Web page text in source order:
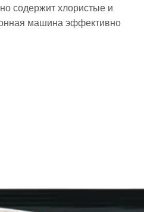
содержит хлористые и
машина эффективно